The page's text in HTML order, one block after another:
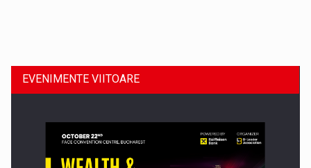
EVENIMENTE VIITOARE